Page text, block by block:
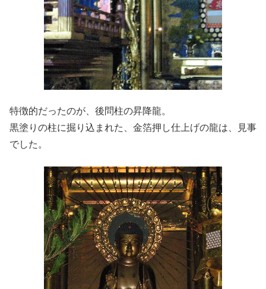
特徴的だったのが、後問柱の昇降龍。
黒塗りの柱に掘り込まれた、金箔押し仕上げの龍は、見事
でした。